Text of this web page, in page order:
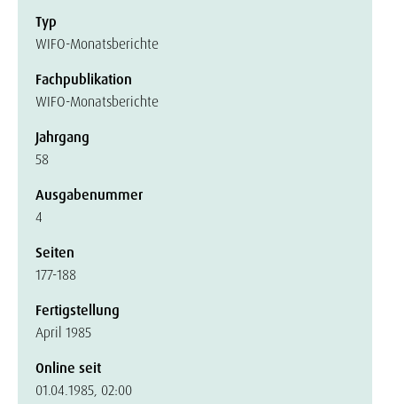
Typ
WIFO-Monatsberichte
Fachpublikation
WIFO-Monatsberichte
Jahrgang
58
Ausgabenummer
4
Seiten
177-188
Fertigstellung
April 1985
Online seit
01.04.1985, 02:00